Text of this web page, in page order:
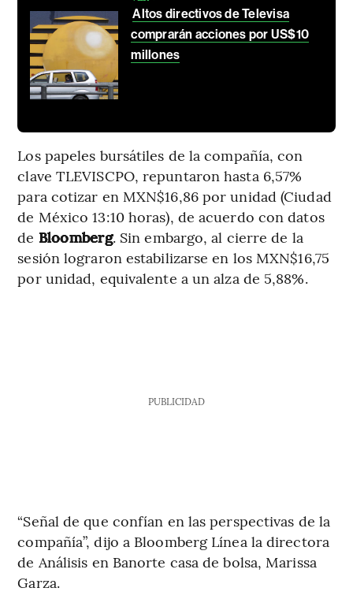
Altos directivos de Televisa
comprarán acciones por US$10
millones
Los papeles bursátiles de la compañía, con
clave TLEVISCPO, repuntaron hasta 6,57%
para cotizar en MXN$16,86 por unidad (Ciudad
de México 13:10 horas), de acuerdo con datos
de Bloomberg. Sin embargo, al cierre de la
sesión lograron estabilizarse en los MXN$16,75
por unidad, equivalente a un alza de 5,88%.
PUBLICIDAD
“Señal de que confían en las perspectivas de la
compañía”, dijo a Bloomberg Línea la directora
de Análisis en Banorte casa de bolsa, Marissa
Garza.